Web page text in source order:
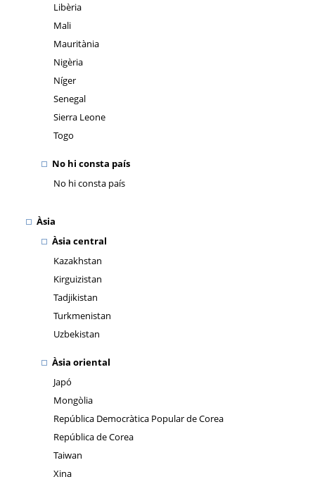
Libèria
Mali
Mauritània
Nigèria
Níger
Senegal
Sierra Leone
Togo
No hi consta país
No hi consta país
Àsia
Àsia central
Kazakhstan
Kirguizistan
Tadjikistan
Turkmenistan
Uzbekistan
Àsia oriental
Japó
Mongòlia
República Democràtica Popular de Corea
República de Corea
Taiwan
Xina